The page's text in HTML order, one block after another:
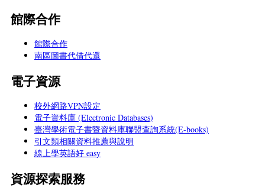
館際合作
館際合作
南區圖書代借代還
電子資源
校外網路VPN設定
電子資料庫 (Electronic Databases)
臺灣學術電子書暨資料庫聯盟查詢系統(E-books)
引文類相關資料推薦與說明
線上學英語好 easy
資源探索服務